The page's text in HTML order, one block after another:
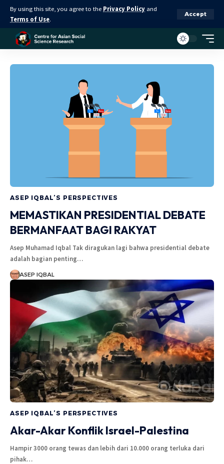
By using this site, you agree to the Privacy Policy and
Terms of Use.
Accept
ASEP IQBAL’S PERSPECTIVES
MEMASTIKAN PRESIDENTIAL DEBATE
BERMANFAAT BAGI RAKYAT
Asep Muhamad Iqbal Tak diragukan lagi bahwa presidential debate
adalah bagian penting…
ASEP IQBAL
ASEP IQBAL’S PERSPECTIVES
Akar-Akar Konflik Israel-Palestina
Hampir 3000 orang tewas dan lebih dari 10.000 orang terluka dari
pihak…